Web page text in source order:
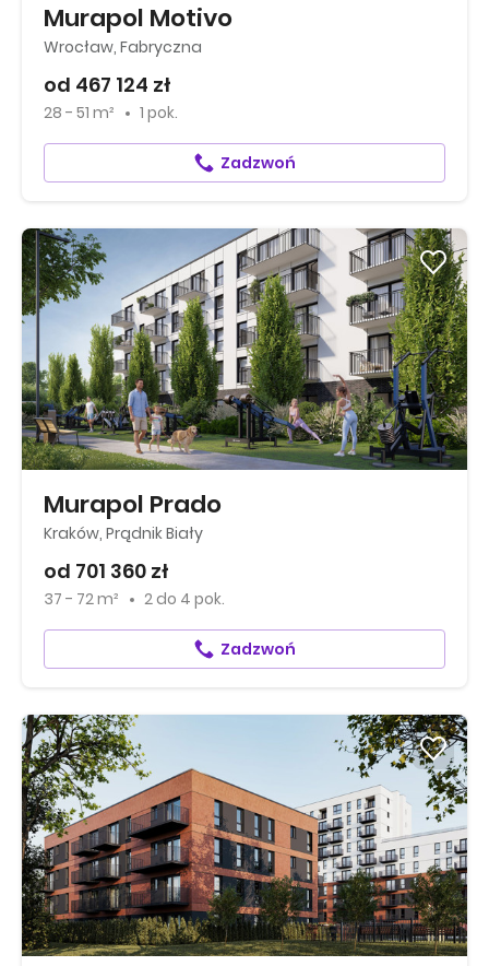
Murapol Motivo
Wrocław, Fabryczna
od 467 124 zł
28 - 51 m² 1 pok.
Zadzwoń
Murapol Prado
Kraków, Prądnik Biały
od 701 360 zł
37 - 72 m² 2 do 4 pok.
Zadzwoń